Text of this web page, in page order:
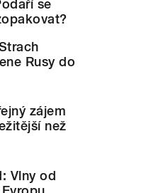
se
Rusy do
zájem
než
Vlny od